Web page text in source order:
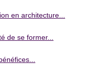
en architecture...
de se former...